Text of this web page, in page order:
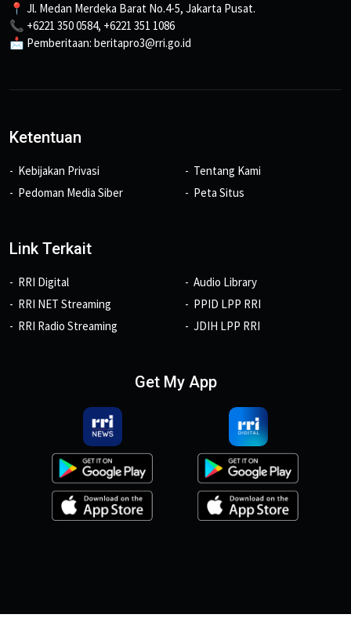
📍 Jl. Medan Merdeka Barat No.4-5, Jakarta Pusat.
📞 +6221 350 0584, +6221 351 1086
📩 Pemberitaan: beritapro3@rri.go.id
Ketentuan
Kebijakan Privasi
Pedoman Media Siber
Tentang Kami
Peta Situs
Link Terkait
RRI Digital
RRI NET Streaming
RRI Radio Streaming
Audio Library
PPID LPP RRI
JDIH LPP RRI
Get My App